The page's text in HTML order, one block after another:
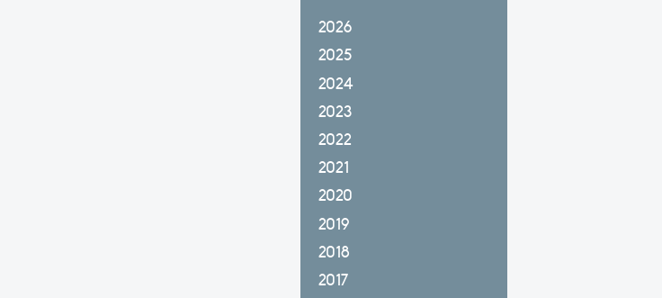
2026
2025
2024
2023
2022
2021
2020
2019
2018
2017